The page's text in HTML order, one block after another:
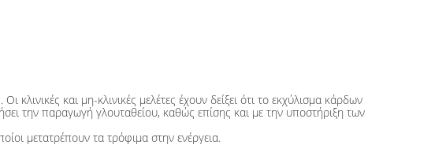
και μη-κλινικές μελέτες έχουν δείξει ότι το εκχύλισμα κάρδων
την παραγωγή γλουταθείου, καθώς επίσης και με την υποστήριξη των
μετατρέπουν τα τρόφιμα στην ενέργεια.